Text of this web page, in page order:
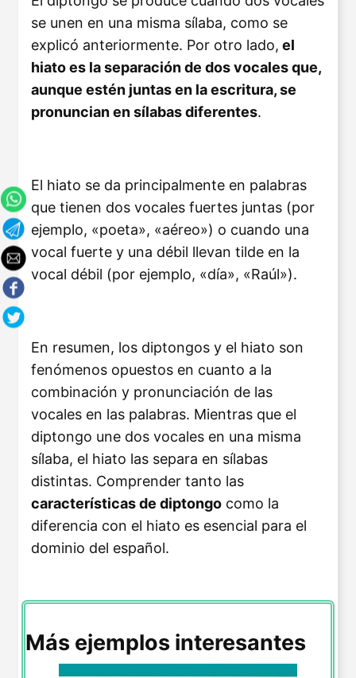
se unen en una misma sílaba, como se
explicó anteriormente. Por otro lado, el
hiato es la separación de dos vocales que,
aunque estén juntas en la escritura, se
pronuncian en sílabas diferentes.
El hiato se da principalmente en palabras
que tienen dos vocales fuertes juntas (por
ejemplo, «poeta», «aéreo») o cuando una
vocal fuerte y una débil llevan tilde en la
vocal débil (por ejemplo, «día», «Raúl»).
En resumen, los diptongos y el hiato son
fenómenos opuestos en cuanto a la
combinación y pronunciación de las
vocales en las palabras. Mientras que el
diptongo une dos vocales en una misma
sílaba, el hiato las separa en sílabas
distintas. Comprender tanto las
características de diptongo como la
diferencia con el hiato es esencial para el
dominio del español.
Más ejemplos interesantes